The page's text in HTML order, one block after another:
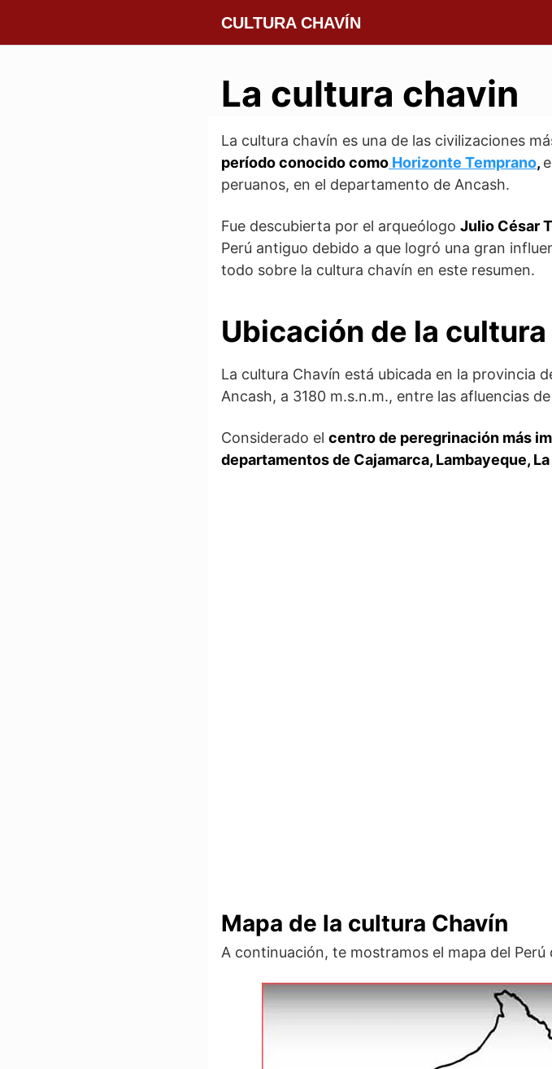
contenido
CULTURA CHAVÍN
La cultura chavin
La cultura chavín es una de las civilizaciones
período conocido como Horizonte Temprano,
peruanos, en el departamento de Ancash.
Fue descubierta por el arqueólogo Julio César
Perú antiguo debido a que logró una gran
todo sobre la cultura chavín en este resumen.
Ubicación de la
La cultura Chavín está ubicada en la provincia
Ancash, a 3180 m.s.n.m., entre las afluencias
Considerado el centro de peregrinación más
departamentos de Cajamarca, Lambayeque,
Mapa de la cultura Chavín
A continuación, te mostramos el mapa del